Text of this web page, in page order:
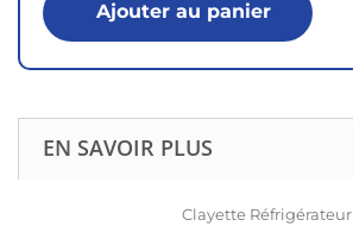
Ajouter au panier
EN SAVOIR PLUS
Clayette Réfrigérateur